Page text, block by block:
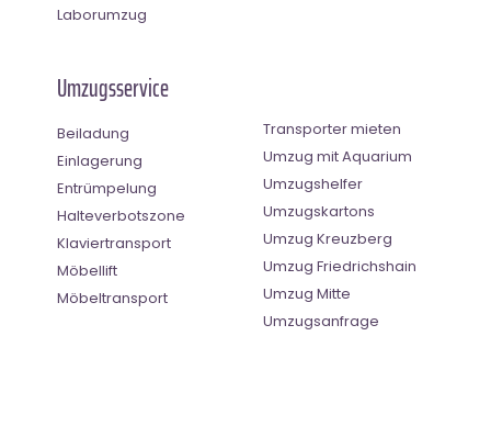
Laborumzug
Umzugsservice
Beiladung
Einlagerung
Entrümpelung
Halteverbotszone
Klaviertransport
Möbellift
Möbeltransport
Transporter mieten
Umzug mit Aquarium
Umzugshelfer
Umzugskartons
Umzug Kreuzberg
Umzug Friedrichshain
Umzug Mitte
Umzugsanfrage